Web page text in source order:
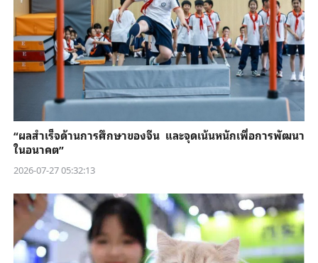
“ผลสำเร็จด้านการศึกษาของจีน และจุดเน้นหนักเพื่อการพัฒนา
ในอนาคต”
2026-07-27 05:32:13